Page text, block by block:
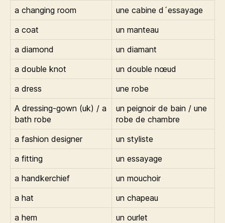
a changing room
une cabine d´essayage
a coat
un manteau
a diamond
un diamant
a double knot
un double nœud
a dress
une robe
A dressing-gown (uk) / a
bath robe
un peignoir de bain / une
robe de chambre
a fashion designer
un styliste
a fitting
un essayage
a handkerchief
un mouchoir
a hat
un chapeau
a hem
un ourlet